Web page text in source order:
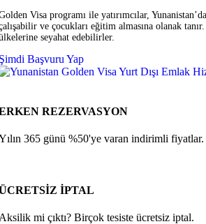
Visa programı ile yatırımcılar,
ve çocukları eğitim almasına olanak
seyahat edebilirler.
Başvuru Yap
REZERVASYON
365 günü %50'ye varan indirimli fiyatlar.
İPTAL
mi çıktı? Birçok tesiste ücretsiz iptal.